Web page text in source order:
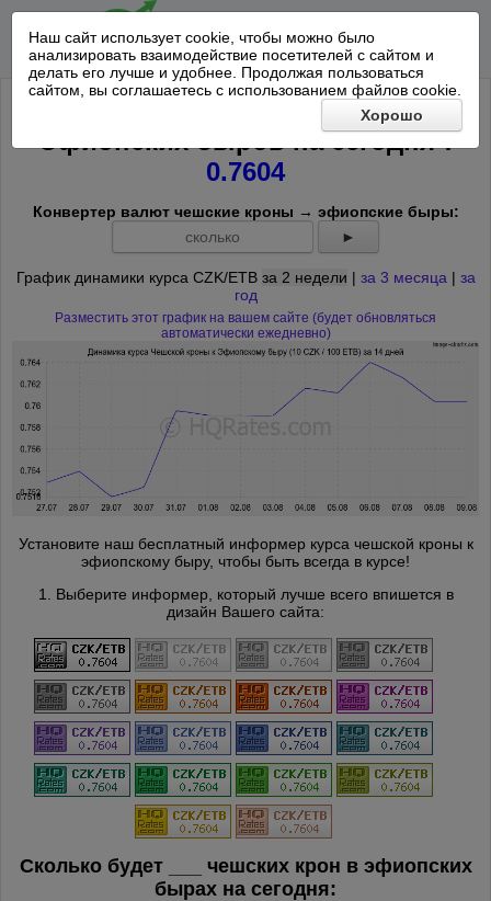
Наш сайт использует cookie, чтобы можно было
анализировать взаимодействие посетителей с сайтом и
делать его лучше и удобнее. Продолжая пользоваться
сайтом, вы соглашаетесь с использованием файлов cookie.
Хорошо
Курс 10 Чешских крон к 100
Эфиопских быров насегодня*:
0.7604
Конвертер валют чешские кроны → эфиопские быры:
►
График динамики курса CZK/ETB за 2 недели | за 3 месяца | за
год
Разместить этот график на вашем сайте (будет обновляться
автоматически ежедневно)
Установите наш бесплатный информер курса чешской кроны к
эфиопскому быру, чтобы быть всегда в курсе!
1. Выберите информер, который лучше всего впишется в
дизайн Вашего сайта:
Сколько будет
чешских крон в эфиопских
бырах на сегодня: